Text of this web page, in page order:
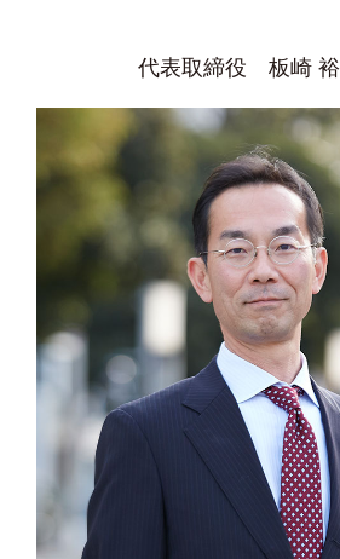
代表取締役 板崎 裕